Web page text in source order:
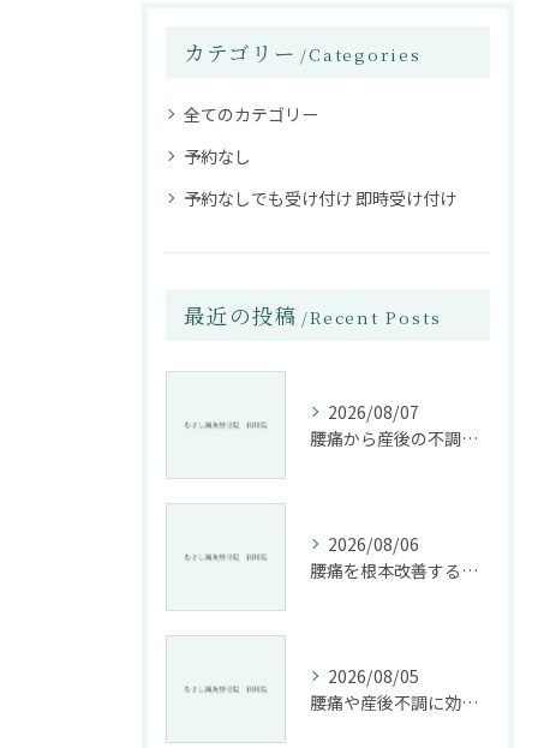
カテゴリー Categories
全てのカテゴリー
予約なし
予約なしでも受け付け 即時受け付け
最近の投稿 Recent Posts
2026/08/07
腰痛から産後の不調まで整骨院で根本改善する方法
2026/08/06
腰痛を根本改善する整骨院の施術とアドバイスの重要性
2026/08/05
腰痛や産後不調に効く整骨院の施術と姿勢改善法